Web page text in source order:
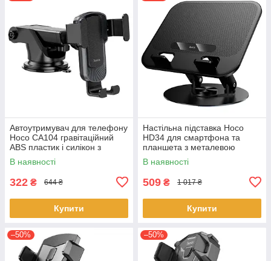
Автоутримувач для телефону
Hoco CA104 гравітаційний
ABS пластик і силікон з
поворотом 360° Чорний/
Сірий
В наявності
322 ₴ 644 ₴
Купити
Настільна підставка Hoco
HD34 для смартфона та
планшета з металевою
основою
В наявності
509 ₴ 1 017 ₴
Купити
–50% –50%